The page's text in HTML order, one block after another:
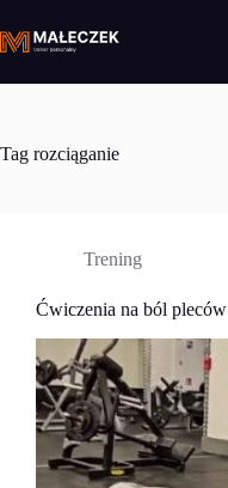
do
treści
Tag rozciąganie
Trening
Ćwiczenia na ból pleców